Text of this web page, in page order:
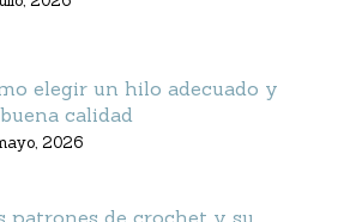
elegir un hilo adecuado y
calidad
2026